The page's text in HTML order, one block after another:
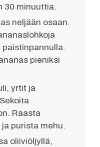
30 minuuttia.
neljään osaan.
pieniksi
yrtit ja
Raasta
purista mehu.
oliiviöljyllä,